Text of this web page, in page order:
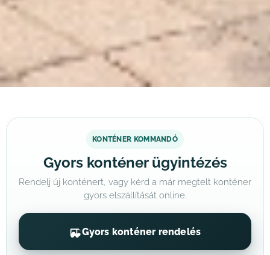
KONTÉNER KOMMANDÓ
Gyors konténer ügyintézés
Rendelj új konténert, vagy kérd a már megtelt konténer
gyors elszállítását online.
Gyors konténer rendelés